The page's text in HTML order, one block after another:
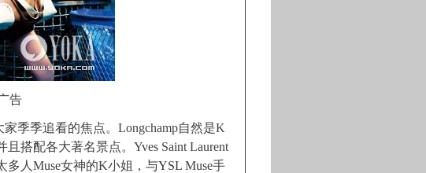
告
季季追看的焦点。Longchamp自然是K
且 搭配各大著名景点。Yves Saint Laurent
多人Muse女神的K小姐，与YSL Muse手